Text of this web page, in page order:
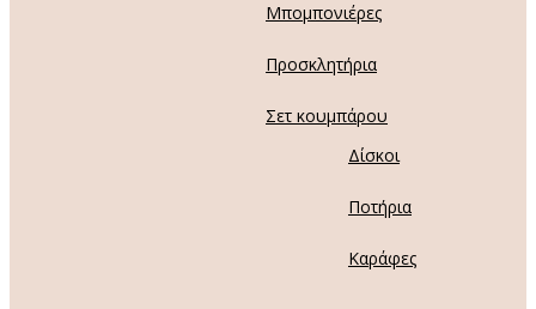
Μπομπονιέρες
Προσκλητήρια
Σετ κουμπάρου
Δίσκοι
Ποτήρια
Καράφες